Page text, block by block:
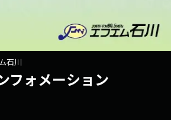
石川
フォメーション